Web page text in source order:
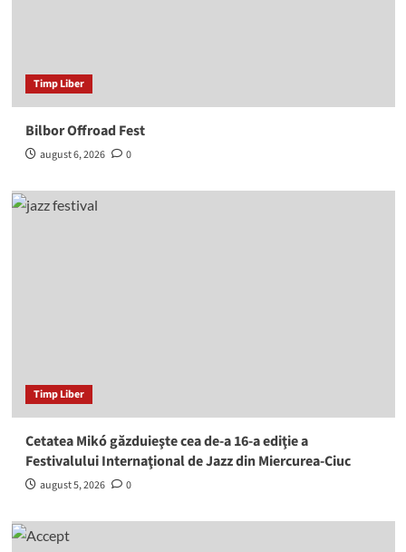
Timp Liber
Bilbor Offroad Fest
august 6, 2026 0
Timp Liber
Cetatea Mikó găzduieşte cea de-a 16-a ediţie a
Festivalului Internaţional de Jazz din Miercurea-Ciuc
august 5, 2026 0